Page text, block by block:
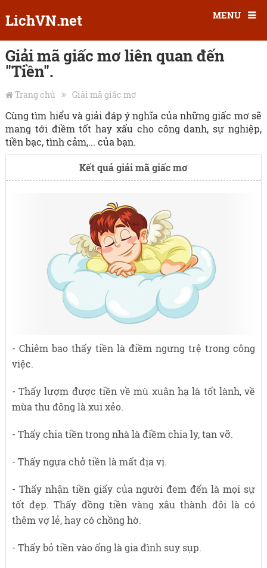
LichVN.net MENU
Giải mã giấc mơ liên quan đến
"Tiền".
Trang chủ Giải mã giấc mơ
Cùng tìm hiểu và giải đáp ý nghĩa của những giấc mơ sẽ
mang tới điềm tốt hay xấu cho công danh, sự nghiệp,
tiền bạc, tình cảm,... của bạn.
Kết quả giải mã giấc mơ
- Chiêm bao thấy tiền là điềm ngưng trệ trong công
việc.
- Thấy lượm được tiền về mù xuân hạ là tốt lành, về
mùa thu đông là xui xẻo.
- Thấy chia tiền trong nhà là điềm chia ly, tan vỡ.
- Thấy ngựa chở tiền là mất địa vị.
- Thấy nhận tiền giấy của người đem đến là mọi sự
tốt đẹp. Thấy đồng tiền vàng xâu thành đôi là có
thêm vợ lẻ, hay có chồng hờ.
- Thấy bỏ tiền vào ống là gia đình suy sụp.